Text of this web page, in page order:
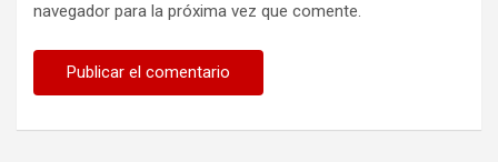
navegador para la próxima vez que comente.